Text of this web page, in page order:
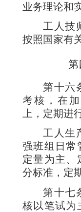
业务理论和
工人技
按照国家有
第十
考核，在
上，定期进行
工人生
强班组日常
定量为主、
分标准，定
第十
核以笔试为